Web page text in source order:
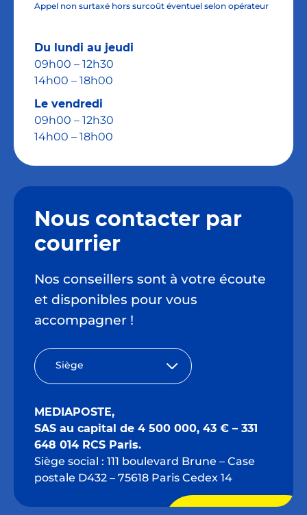
* Champs obligatoires
Nom
Rue
Code postal
Ville
Appel non surtaxé hors surcoût éventuel selon opérateur
Du lundi au jeudi
09h00 – 12h30
14h00 – 18h00
Le vendredi
09h00 – 12h30
14h00 – 18h00
Nous contacter par
courrier
Nos conseillers sont à votre écoute
et disponibles pour vous
accompagner !
Siège
MEDIAPOSTE,
SAS au capital de 4 500 000, 43 € – 331
648 014 RCS Paris.
Siège social : 111 boulevard Brune – Case
postale D432 – 75618 Paris Cedex 14